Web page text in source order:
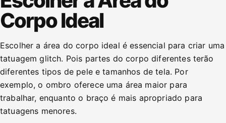
Corpo Ideal
Escolher a área do corpo ideal é essencial para criar uma
tatuagem glitch. Pois partes do corpo diferentes terão
diferentes tipos de pele e tamanhos de tela. Por
exemplo, o ombro oferece uma área maior para
trabalhar, enquanto o braço é mais apropriado para
tatuagens menores.